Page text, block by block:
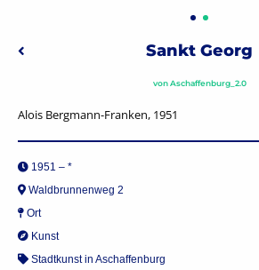
Beitragsnavigation
Vorheriger: Sankt ElisabethSankt Georg
vonAschaffenburg_2.0
Alois Bergmann-Franken, 1951
1951 – *
Waldbrunnenweg 2
Ort
Kunst
Stadtkunst in Aschaffenburg